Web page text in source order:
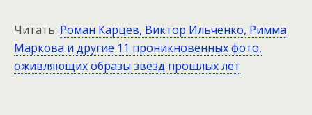
Читать: Роман Карцев, Виктор Ильченко, Римма
Маркова и другие 11 проникновенных фото,
оживляющих образы звёзд прошлых лет